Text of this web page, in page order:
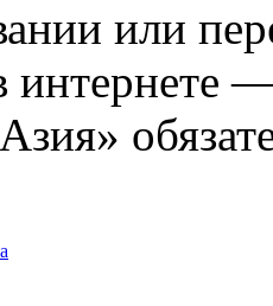
или
интернете